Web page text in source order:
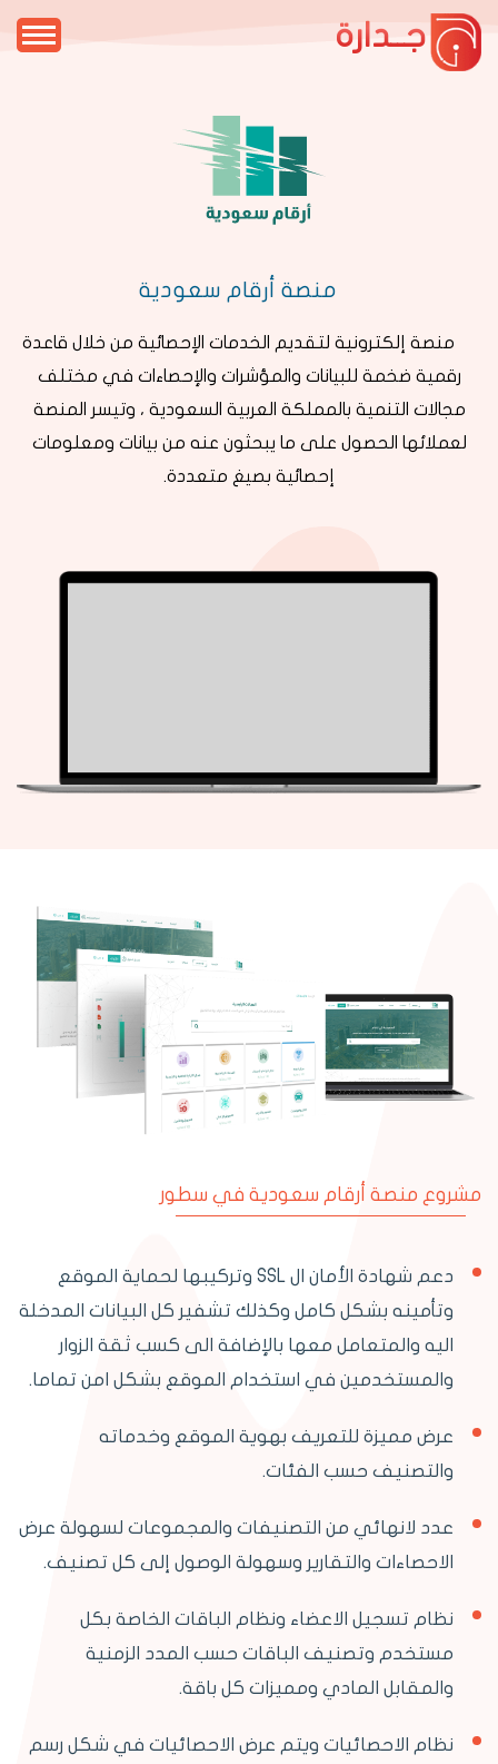
جــدارة
منصة أرقام سعودية
منصة إلكترونية لتقديم الخدمات الإحصائية من خلال قاعدة
رقمية ضخمة للبيانات والمؤشرات والإحصاءات في مختلف
مجالات التنمية بالمملكة العربية السعودية ، وتيسر المنصة
لعملائها الحصول على ما يبحثون عنه من بيانات ومعلومات
إحصائية بصيغ متعددة.
مشروع منصة أرقام سعودية في سطور
دعم شهادة الأمان ال SSL وتركيبها لحماية الموقع
وتأمينه بشكل كامل وكذلك تشفير كل البيانات المدخلة
اليه والمتعامل معها بالإضافة الى كسب ثقة الزوار
والمستخدمين في استخدام الموقع بشكل امن تماما.
عرض مميزة للتعريف بهوية الموقع وخدماته
والتصنيف حسب الفئات.
عدد لانهائي من التصنيفات والمجموعات لسهولة عرض
الاحصاءات والتقارير وسهولة الوصول إلى كل تصنيف.
نظام تسجيل الاعضاء ونظام الباقات الخاصة بكل
مستخدم وتصنيف الباقات حسب المدد الزمنية
والمقابل المادي ومميزات كل باقة.
نظام الاحصائيات ويتم عرض الاحصائيات في شكل رسم